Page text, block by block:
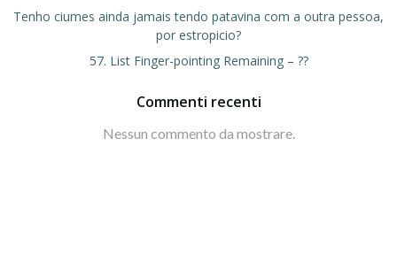
Tenho ciumes ainda jamais tendo patavina com a outra pessoa,
por estropicio?
57. List Finger-pointing Remaining – ??
Commenti recenti
Nessun commento da mostrare.